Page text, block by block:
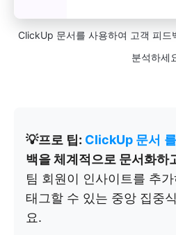
ClickUp 문서를 사용하여 고객 피드
분석하세
💡프로 팁: ClickUp 문서 를
백을 체계적으로 문서화하
팀 회원이 인사이트를 추
태그할 수 있는 중앙 집중
요.